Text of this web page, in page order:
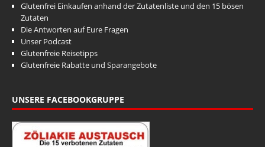
Glutenfrei Einkaufen anhand der Zutatenliste und den 15 bösen
Zutaten
Die Antworten auf Eure Fragen
Unser Podcast
Glutenfreie Reisetipps
Glutenfreie Rabatte und Sparangebote
UNSERE FACEBOOKGRUPPE